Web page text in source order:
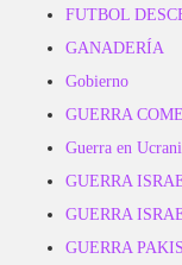
FUTBOL
GANADERÍA
Gobierno
GUERRA
Guerra en
GUERRA
GUERRA
GUERRA